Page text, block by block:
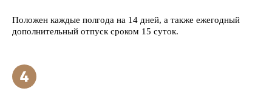
Положен каждые полгода на 14 дней, а также ежегодный
дополнительный отпуск сроком 15 суток.